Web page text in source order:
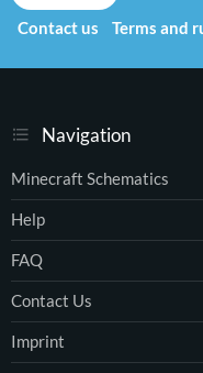
Navigation
Minecraft Schematics
Help
FAQ
Contact Us
Imprint
Contact us
Terms and